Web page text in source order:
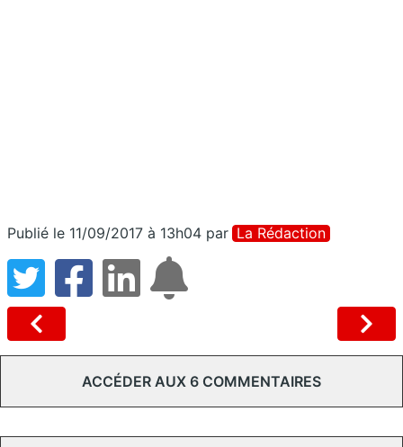
Publié le 11/09/2017 à 13h04 par La Rédaction
ACCÉDER AUX 6 COMMENTAIRES